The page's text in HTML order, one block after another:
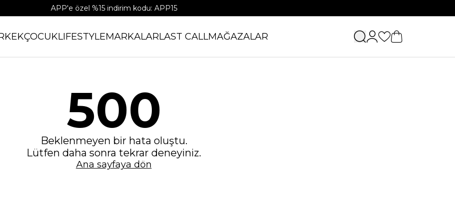
APP'e özel %15 indirim kodu: APP15
ÇOCUKLIFESTYLEMARKALARLAST CALLMAĞAZALAR
500
Beklenmeyen bir hata oluştu.
Lütfen daha sonra tekrar deneyiniz.
Ana sayfaya dön